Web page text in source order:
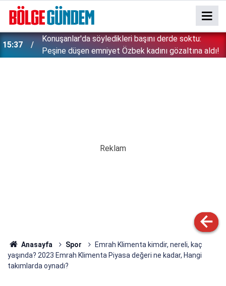
15:37
Konuşanlar'da söyledikleri başını derde soktu:
Peşine düşen emniyet Özbek kadını gözaltına aldı!
Anasayfa Spor
Emrah Klimenta kimdir, nereli, kaç
yaşında? 2023 Emrah Klimenta Piyasa değeri ne kadar, Hangi
takımlarda oynadı?